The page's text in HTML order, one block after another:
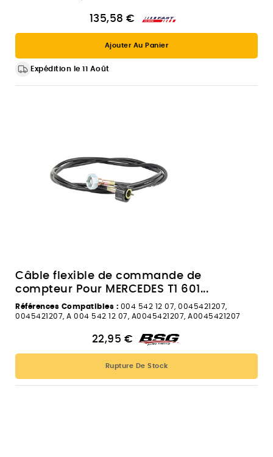
135,58 €
Ajouter Au Panier
Expédition le 11 Août
Câble flexible de commande de
compteur Pour MERCEDES T1 601...
Références Compatibles : 004 542 12 07, 0045421207,
0045421207, A 004 542 12 07, A0045421207, A0045421207
22,95 €
Rupture De Stock